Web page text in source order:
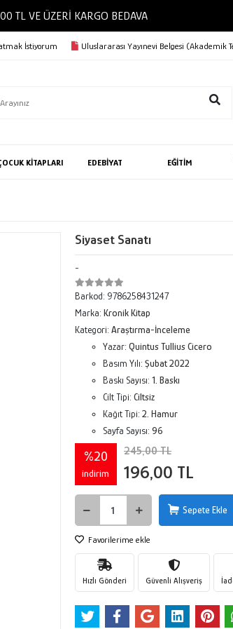
3000 TL VE ÜZERİ
İstiyorum Uluslararası Yayınevi Belgesi (Akademik
KİTAPLARI EDEBİYAT EĞİTİM
Siyaset Sanatı
-
Barkod: 9786258431247
Marka: Kronik Kitap
Kategori: Araştırma-İnceleme
Yazar: Quintus Tullius Cicero
Basım Yılı: Şubat 2022
Baskı Sayısı: 1. Baskı
Cilt Tipi: Ciltsiz
Kağıt Tipi: 2. Hamur
Sayfa Sayısı: 96
%20
indirim
245,00 TL
196,00 TL
Sepete Ekle
Favorilerime ekle
Hızlı Gönderi Güvenli Alışveriş